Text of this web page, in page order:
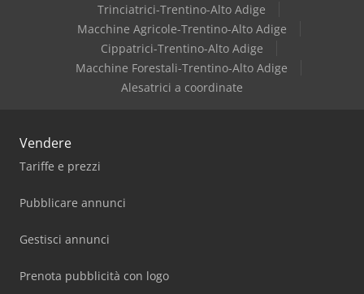
Trinciatrici-Trentino-Alto Adige
Macchine Agricole-Trentino-Alto Adige
Cippatrici-Trentino-Alto Adige
Macchine Forestali-Trentino-Alto Adige
Alesatrici a coordinate
Vendere
Tariffe e prezzi
Pubblicare annunci
Gestisci annunci
Prenota pubblicità con logo